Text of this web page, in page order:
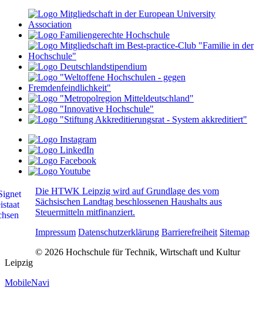
Die HTWK Leipzig wird auf Grundlage des vom
Sächsischen Landtag beschlossenen Haushalts aus
Steuermitteln mitfinanziert.
Impressum Datenschutzerklärung Barrierefreiheit Sitemap
© 2026 Hochschule für Technik, Wirtschaft und Kultur
Leipzig
MobileNavi